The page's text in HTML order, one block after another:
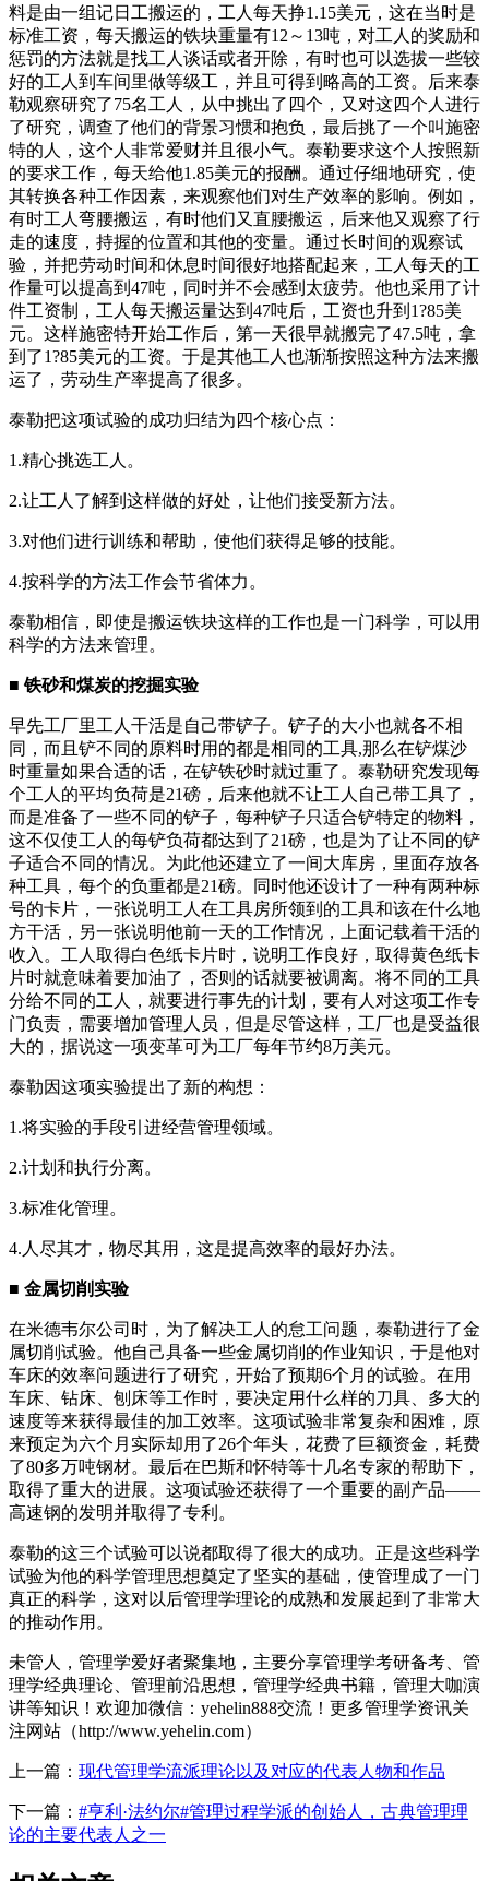
料是由一组记日工搬运的，工人每天挣1.15美元，这在当时是
标准工资，每天搬运的铁块重量有12～13吨，对工人的奖励和
惩罚的方法就是找工人谈话或者开除，有时也可以选拔一些较
好的工人到车间里做等级工，并且可得到略高的工资。后来泰
勒观察研究了75名工人，从中挑出了四个，又对这四个人进行
了研究，调查了他们的背景习惯和抱负，最后挑了一个叫施密
特的人，这个人非常爱财并且很小气。泰勒要求这个人按照新
的要求工作，每天给他1.85美元的报酬。通过仔细地研究，使
其转换各种工作因素，来观察他们对生产效率的影响。例如，
有时工人弯腰搬运，有时他们又直腰搬运，后来他又观察了行
走的速度，持握的位置和其他的变量。通过长时间的观察试
验，并把劳动时间和休息时间很好地搭配起来，工人每天的工
作量可以提高到47吨，同时并不会感到太疲劳。他也采用了计
件工资制，工人每天搬运量达到47吨后，工资也升到1?85美
元。这样施密特开始工作后，第一天很早就搬完了47.5吨，拿
到了1?85美元的工资。于是其他工人也渐渐按照这种方法来搬
运了，劳动生产率提高了很多。
泰勒把这项试验的成功归结为四个核心点：
1.精心挑选工人。
2.让工人了解到这样做的好处，让他们接受新方法。
3.对他们进行训练和帮助，使他们获得足够的技能。
4.按科学的方法工作会节省体力。
泰勒相信，即使是搬运铁块这样的工作也是一门科学，可以用
科学的方法来管理。
■ 铁砂和煤炭的挖掘实验
早先工厂里工人干活是自己带铲子。铲子的大小也就各不相
同，而且铲不同的原料时用的都是相同的工具,那么在铲煤沙
时重量如果合适的话，在铲铁砂时就过重了。泰勒研究发现每
个工人的平均负荷是21磅，后来他就不让工人自己带工具了，
而是准备了一些不同的铲子，每种铲子只适合铲特定的物料，
这不仅使工人的每铲负荷都达到了21磅，也是为了让不同的铲
子适合不同的情况。为此他还建立了一间大库房，里面存放各
种工具，每个的负重都是21磅。同时他还设计了一种有两种标
号的卡片，一张说明工人在工具房所领到的工具和该在什么地
方干活，另一张说明他前一天的工作情况，上面记载着干活的
收入。工人取得白色纸卡片时，说明工作良好，取得黄色纸卡
片时就意味着要加油了，否则的话就要被调离。将不同的工具
分给不同的工人，就要进行事先的计划，要有人对这项工作专
门负责，需要增加管理人员，但是尽管这样，工厂也是受益很
大的，据说这一项变革可为工厂每年节约8万美元。
泰勒因这项实验提出了新的构想：
1.将实验的手段引进经营管理领域。
2.计划和执行分离。
3.标准化管理。
4.人尽其才，物尽其用，这是提高效率的最好办法。
■ 金属切削实验
在米德韦尔公司时，为了解决工人的怠工问题，泰勒进行了金
属切削试验。他自己具备一些金属切削的作业知识，于是他对
车床的效率问题进行了研究，开始了预期6个月的试验。在用
车床、钻床、刨床等工作时，要决定用什么样的刀具、多大的
速度等来获得最佳的加工效率。这项试验非常复杂和困难，原
来预定为六个月实际却用了26个年头，花费了巨额资金，耗费
了80多万吨钢材。最后在巴斯和怀特等十几名专家的帮助下，
取得了重大的进展。这项试验还获得了一个重要的副产品——
高速钢的发明并取得了专利。
泰勒的这三个试验可以说都取得了很大的成功。正是这些科学
试验为他的科学管理思想奠定了坚实的基础，使管理成了一门
真正的科学，这对以后管理学理论的成熟和发展起到了非常大
的推动作用。
未管人，管理学爱好者聚集地，主要分享管理学考研备考、管
理学经典理论、管理前沿思想，管理学经典书籍，管理大咖演
讲等知识！欢迎加微信：yehelin888交流！更多管理学资讯关
注网站（http://www.yehelin.com）
上一篇： 现代管理学流派理论以及对应的代表人物和作品
下一篇： #亨利·法约尔#管理过程学派的创始人，古典管理理
论的主要代表人之一